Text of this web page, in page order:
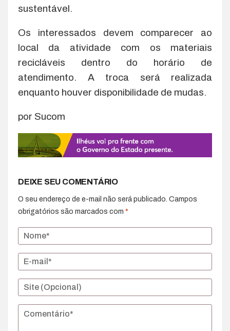
sustentável.
Os interessados devem comparecer ao
local da atividade com os materiais
recicláveis dentro do horário de
atendimento. A troca será realizada
enquanto houver disponibilidade de mudas.
por Sucom
DEIXE SEU COMENTÁRIO
O seu endereço de e-mail não será publicado. Campos
obrigatórios são marcados com *